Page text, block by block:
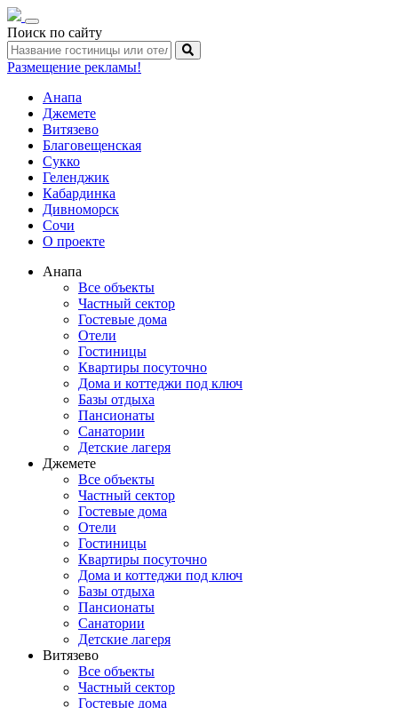
Toggle
navigation
Поиск по сайту
Размещение рекламы!
Анапа
Джемете
Витязево
Благовещенская
Сукко
Геленджик
Кабардинка
Дивноморск
Сочи
О проекте
Анапа
Все объекты
Частный сектор
Гостевые дома
Отели
Гостиницы
Квартиры посуточно
Дома и коттеджи под ключ
Базы отдыха
Пансионаты
Санатории
Детские лагеря
Джемете
Все объекты
Частный сектор
Гостевые дома
Отели
Гостиницы
Квартиры посуточно
Дома и коттеджи под ключ
Базы отдыха
Пансионаты
Санатории
Детские лагеря
Витязево
Все объекты
Частный сектор
Гостевые дома